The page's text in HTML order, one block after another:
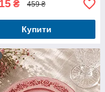
₴ 459 ₴
Купити